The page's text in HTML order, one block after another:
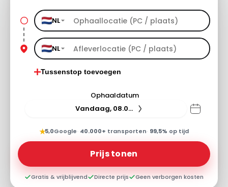
NL
NL
Tussenstop toevoegen
Ophaaldatum
Vandaag, 08.08.26
★5,0Google· 40.000+ transporten· 99,5% op tijd
Prijs tonen
Gratis & vrijblijvend Directe prijs Geen verborgen kosten